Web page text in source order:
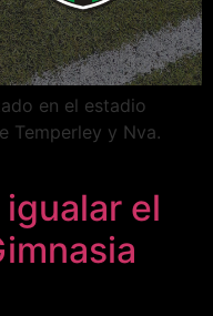
en el estadio
Temperley y Nva.
el